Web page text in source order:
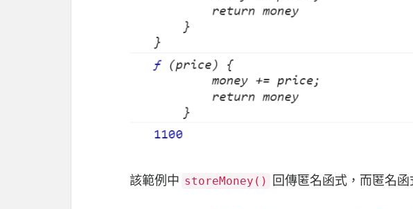
該範例中 storeMoney() 回傳匿名函式，而匿名